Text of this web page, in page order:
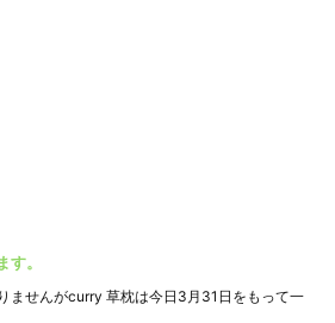
。
ませんがcurry 草枕は今日3月31日をもって一